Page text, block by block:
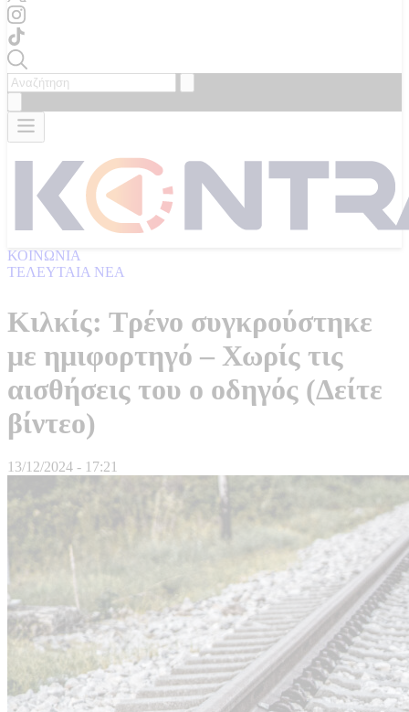
ΚΟΙΝΩΝΙΑ
ΤΕΛΕΥΤΑΙΑ ΝΕΑ
Κιλκίς: Τρένο συγκρούστηκε
με ημιφορτηγό – Χωρίς τις
αισθήσεις του ο οδηγός (Δείτε
βίντεο)
13/12/2024 - 17:21